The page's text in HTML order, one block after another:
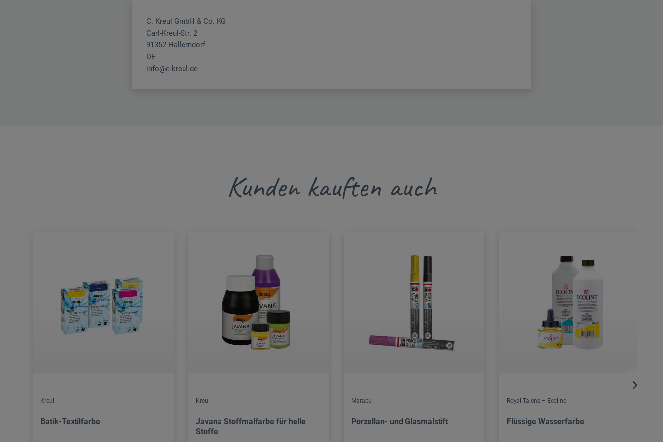
C. Kreul GmbH & Co. KG
Carl-Kreul-Str. 2
91352 Hallerndorf
DE
info@c-kreul.de
Kunden kauften auch
Kreul
Batik-Textilfarbe
Kreul
Javana Stoffmalfarbe für helle
Stoffe
Marabu
Porzellan- und Glasmalstift
Royal Talens – Ecoline
Flüssige Wasserfarbe